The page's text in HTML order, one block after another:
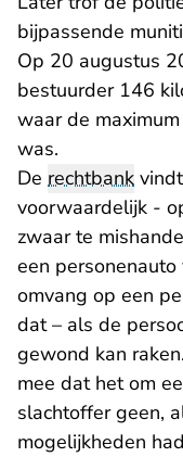
bijpassende
Op 20 augustus
bestuurder 146
waar de
was.
De rechtbank
voorwaardelijk -
zwaar te
een
omvang op een
dat – als de
gewond kan
mee dat het om
slachtoffer geen,
mogelijkheden